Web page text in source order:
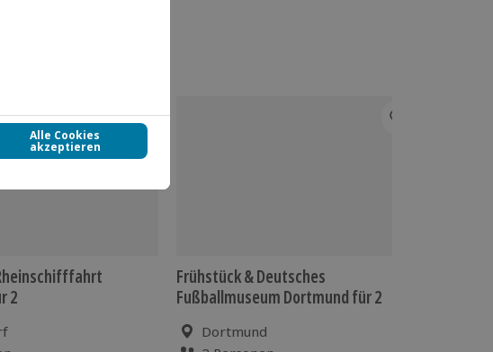
2
Frühstück & Deutsches
Fußballmuseum Dortmund für 2
Dortmund